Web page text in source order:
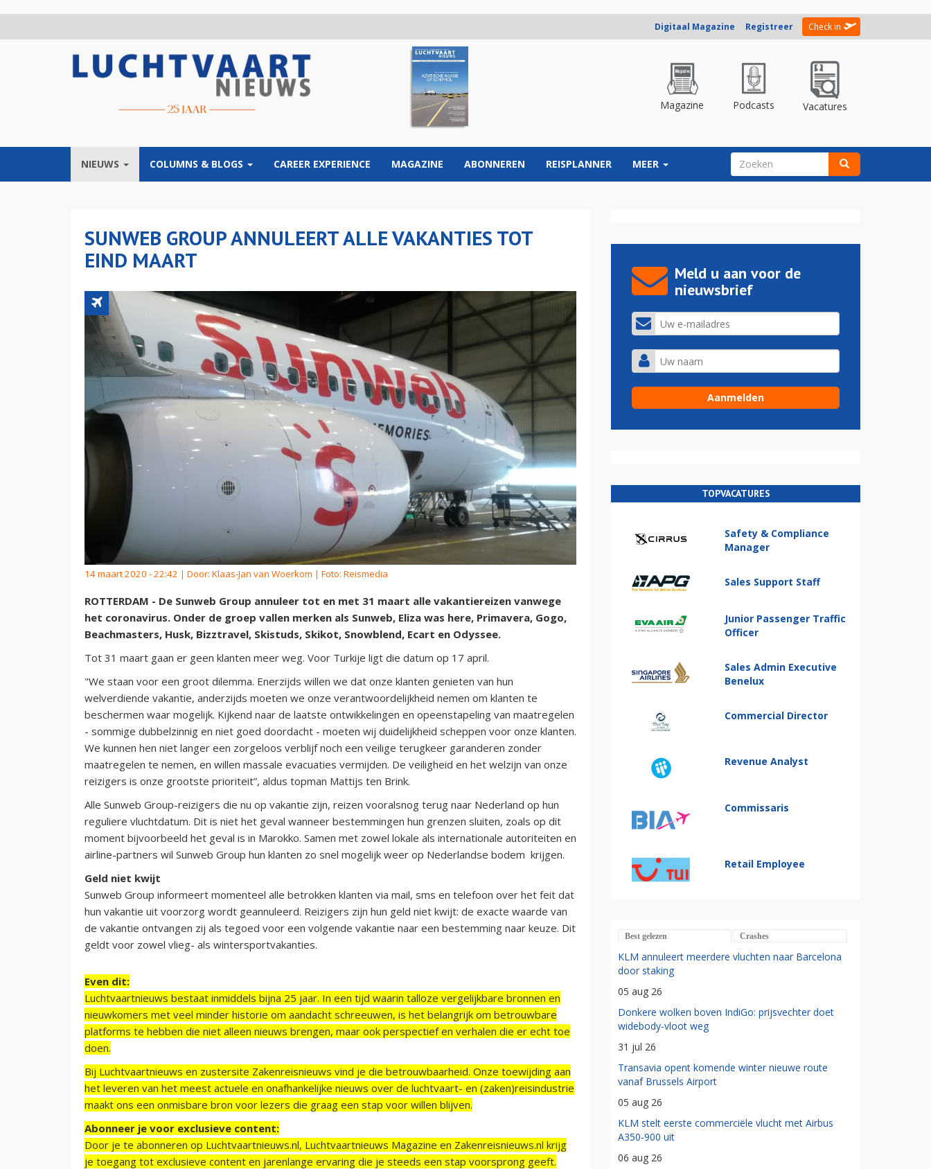
Digitaal Magazine Registreer Check in
Magazine Podcasts Vacatures
NIEUWS COLUMNS & BLOGS CAREER EXPERIENCE MAGAZINE ABONNEREN REISPLANNER MEER ZOEKVELD
SUNWEB GROUP ANNULEERT ALLE VAKANTIES TOT
EIND MAART
14 maart 2020 - 22:42 | Door: Klaas-Jan van Woerkom | Foto: Reismedia
ROTTERDAM - De Sunweb Group annuleer tot en met 31 maart alle vakantiereizen vanwege
het coronavirus. Onder de groep vallen merken als Sunweb, Eliza was here, Primavera, Gogo,
Beachmasters, Husk, Bizztravel, Skistuds, Skikot, Snowblend, Ecart en Odyssee.
Tot 31 maart gaan er geen klanten meer weg. Voor Turkije ligt die datum op 17 april.
"We staan voor een groot dilemma. Enerzijds willen we dat onze klanten genieten van hun
welverdiende vakantie, anderzijds moeten we onze verantwoordelijkheid nemen om klanten te
beschermen waar mogelijk. Kijkend naar de laatste ontwikkelingen en opeenstapeling van maatregelen
- sommige dubbelzinnig en niet goed doordacht - moeten wij duidelijkheid scheppen voor onze klanten.
We kunnen hen niet langer een zorgeloos verblijf noch een veilige terugkeer garanderen zonder
maatregelen te nemen, en willen massale evacuaties vermijden. De veiligheid en het welzijn van onze
reizigers is onze grootste prioriteit”, aldus topman Mattijs ten Brink.
Alle Sunweb Group-reizigers die nu op vakantie zijn, reizen vooralsnog terug naar Nederland op hun
reguliere vluchtdatum. Dit is niet het geval wanneer bestemmingen hun grenzen sluiten, zoals op dit
moment bijvoorbeeld het geval is in Marokko. Samen met zowel lokale als internationale autoriteiten en
airline-partners wil Sunweb Group hun klanten zo snel mogelijk weer op Nederlandse bodem krijgen.
Geld niet kwijt
Sunweb Group informeert momenteel alle betrokken klanten via mail, sms en telefoon over het feit dat
hun vakantie uit voorzorg wordt geannuleerd. Reizigers zijn hun geld niet kwijt: de exacte waarde van
de vakantie ontvangen zij als tegoed voor een volgende vakantie naar een bestemming naar keuze. Dit
geldt voor zowel vlieg- als wintersportvakanties.
Even dit:
Luchtvaartnieuws bestaat inmiddels bijna 25 jaar. In een tijd waarin talloze vergelijkbare bronnen en
nieuwkomers met veel minder historie om aandacht schreeuwen, is het belangrijk om betrouwbare
platforms te hebben die niet alleen nieuws brengen, maar ook perspectief en verhalen die er echt toe
doen.
Bij Luchtvaartnieuws en zustersite Zakenreisnieuws vind je die betrouwbaarheid. Onze toewijding aan
het leveren van het meest actuele en onafhankelijke nieuws over de luchtvaart- en (zaken)reisindustrie
maakt ons een onmisbare bron voor lezers die graag een stap voor willen blijven.
Abonneer je voor exclusieve content:
Door je te abonneren op Luchtvaartnieuws.nl, Luchtvaartnieuws Magazine en Zakenreisnieuws.nl krijg
je toegang tot exclusieve content en jarenlange ervaring die je steeds een stap voorsprong geeft.
Meld u aan voor de
nieuwsbrief
TOPVACATURES
Safety & Compliance
Manager
Sales Support Staff
Junior Passenger Traffic
Officer
Sales Admin Executive
Benelux
Commercial Director
Revenue Analyst
Commissaris
Retail Employee
Best gelezen Crashes
KLM annuleert meerdere vluchten naar Barcelona
door staking
05 aug 26
Donkere wolken boven IndiGo: prijsvechter doet
widebody-vloot weg
31 jul 26
Transavia opent komende winter nieuwe route
vanaf Brussels Airport
05 aug 26
KLM stelt eerste commerciële vlucht met Airbus
A350-900 uit
06 aug 26